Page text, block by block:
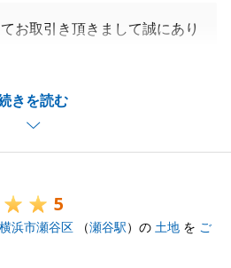
きを読む
お取引き頂きまして誠にあり
たおかげで、無事にご決済、お
できました事、重ねて御礼申し
くださいませ。
本当にありがとうございまし
5
横浜市瀬谷区 （瀬谷駅）の 土地 を ご